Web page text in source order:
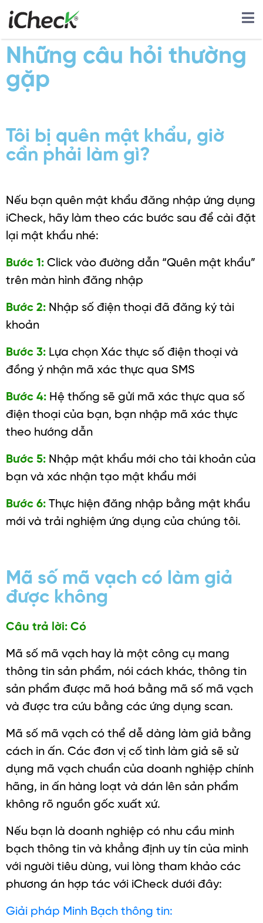
Những câu hỏi thường
gặp
Tôi bị quên mật khẩu, giờ
cần phải làm gì?
Nếu bạn quên mật khẩu đăng nhập ứng dụng
iCheck, hãy làm theo các bước sau để cài đặt
lại mật khẩu nhé:
Bước 1: Click vào đường dẫn “Quên mật khẩu”
trên màn hình đăng nhập
Bước 2: Nhập số điện thoại đã đăng ký tài
khoản
Bước 3: Lựa chọn Xác thực số điện thoại và
đồng ý nhận mã xác thực qua SMS
Bước 4: Hệ thống sẽ gửi mã xác thực qua số
điện thoại của bạn, bạn nhập mã xác thực
theo hướng dẫn
Bước 5: Nhập mật khẩu mới cho tài khoản của
bạn và xác nhận tạo mật khẩu mới
Bước 6: Thực hiện đăng nhập bằng mật khẩu
mới và trải nghiệm ứng dụng của chúng tôi.
Mã số mã vạch có làm giả
được không
Câu trả lời: Có
Mã số mã vạch hay là một công cụ mang
thông tin sản phẩm, nói cách khác, thông tin
sản phẩm được mã hoá bằng mã số mã vạch
và được tra cứu bằng các ứng dụng scan.
Mã số mã vạch có thể dễ dàng làm giả bằng
cách in ấn. Các đơn vị cố tình làm giả sẽ sử
dụng mã vạch chuẩn của doanh nghiệp chính
hãng, in ấn hàng loạt và dán lên sản phẩm
không rõ nguồn gốc xuất xứ.
Nếu bạn là doanh nghiệp có nhu cầu minh
bạch thông tin và khẳng định uy tín của mình
với người tiêu dùng, vui lòng tham khảo các
phương án hợp tác với iCheck dưới đây:
Giải pháp Minh Bạch thông tin: